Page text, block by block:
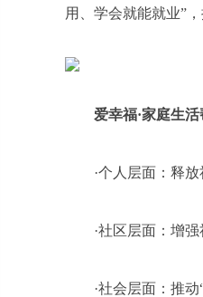
用、学会就能就业”
爱幸福·家庭生活
·个人层面：释
·社区层面：增
·社会层面：推